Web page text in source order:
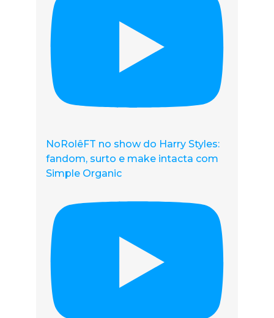
NoRolêFT no show do Harry Styles:
fandom, surto e make intacta com
Simple Organic